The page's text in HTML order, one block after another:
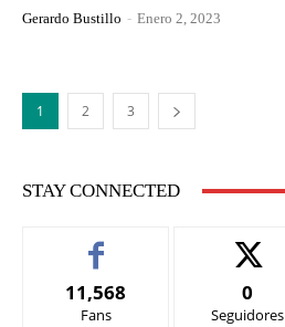
Gerardo Bustillo - Enero 2, 2023
1 2 3
STAY CONNECTED
11,568
Fans
0
Seguidores